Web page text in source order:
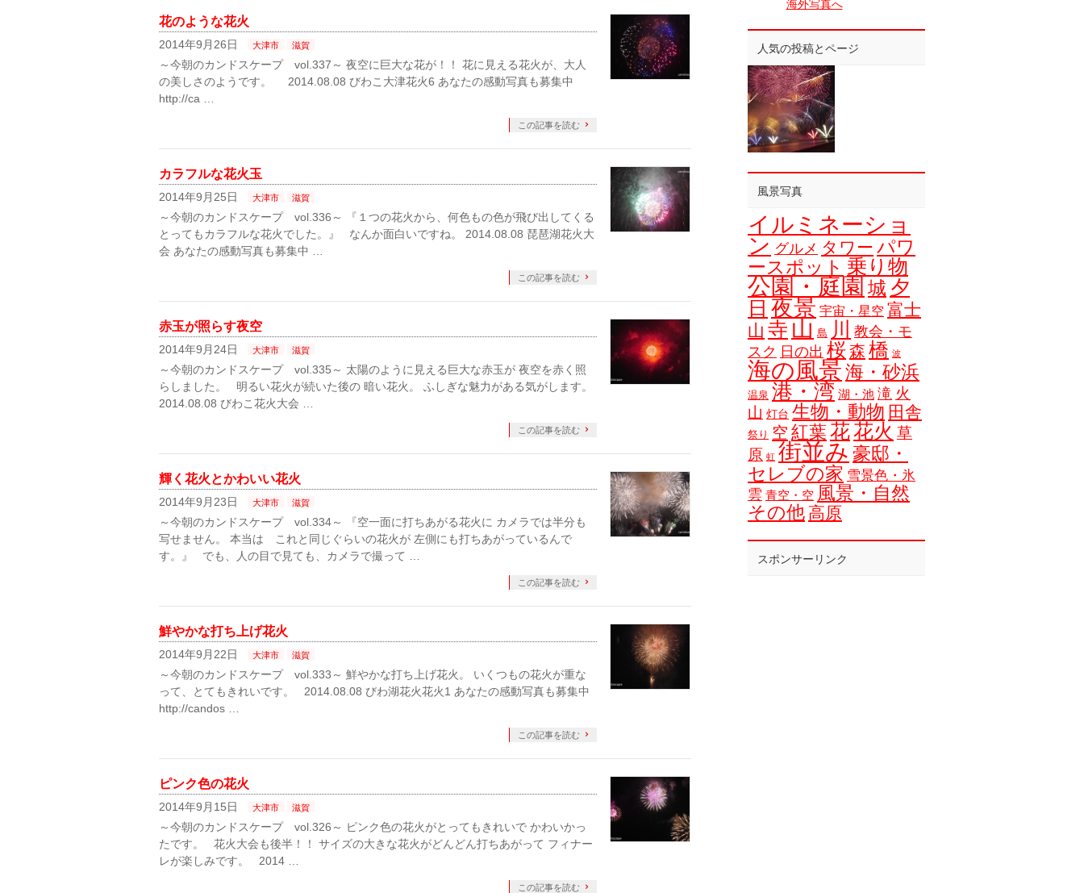
花のような花火
2014年9月26日 大津市 滋賀
～今朝のカンドスケープ vol.337～ 夜空に巨大な花が！！ 花に見える花火が、大人
の美しさのようです。 2014.08.08 びわこ大津花火6 あなたの感動写真も募集中
http://ca …
この記事を読む
カラフルな花火玉
2014年9月25日 大津市 滋賀
～今朝のカンドスケープ vol.336～ 『１つの花火から、何色もの色が飛び出してくる
とってもカラフルな花火でした。』 なんか面白いですね。 2014.08.08 琵琶湖花火大
会 あなたの感動写真も募集中 …
この記事を読む
赤玉が照らす夜空
2014年9月24日 大津市 滋賀
～今朝のカンドスケープ vol.335～ 太陽のように見える巨大な赤玉が 夜空を赤く照
らしました。 明るい花火が続いた後の 暗い花火。 ふしぎな魅力がある気がします。
2014.08.08 びわこ花火大会 …
この記事を読む
輝く花火とかわいい花火
2014年9月23日 大津市 滋賀
～今朝のカンドスケープ vol.334～ 『空一面に打ちあがる花火に カメラでは半分も
写せません。 本当は これと同じぐらいの花火が 左側にも打ちあがっているんで
す。』 でも、人の目で見ても、カメラで撮って …
この記事を読む
鮮やかな打ち上げ花火
2014年9月22日 大津市 滋賀
～今朝のカンドスケープ vol.333～ 鮮やかな打ち上げ花火。 いくつもの花火が重な
って、とてもきれいです。 2014.08.08 びわ湖花火花火1 あなたの感動写真も募集中
http://candos …
この記事を読む
ピンク色の花火
2014年9月15日 大津市 滋賀
～今朝のカンドスケープ vol.326～ ピンク色の花火がとってもきれいで かわいかっ
たです。 花火大会も後半！！ サイズの大きな花火がどんどん打ちあがって フィナー
レが楽しみです。 2014 …
この記事を読む
人気の投稿とページ
風景写真
イルミネーショ
ン グルメ タワー パワ
ースポット 乗り物
公園・庭園 城 夕
日 夜景 宇宙・星空 富士
山 寺 山 島 川
教会・モ
スク 日の出 桜森 橋 波
海の風景海・砂浜
温泉 港・湾 湖・池 滝 火
山 灯台 生物・動物 田舎
祭り 空 紅葉 花花火 草
原 虹 街並み 豪邸・
セレブの家 雪景色・氷
雲 青空・空 風景・自然
その他 高原
スポンサーリンク